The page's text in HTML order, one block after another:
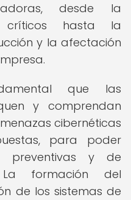
desde la
hasta la
y la afectación
que las
y comprendan
cibernéticas
para poder
preventivas y de
La formación del
de los sistemas de